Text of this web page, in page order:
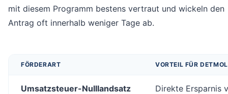
mit diesem Programm bestens vertraut und wickeln den
Antrag oft innerhalb weniger Tage ab.
FÖRDERART VORTEIL FÜR
Umsatzsteuer-Nulllandsatz Direkte Ersparnis